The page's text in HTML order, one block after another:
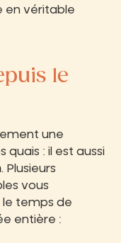
en véritable
le
une
quais : il est aussi
. Plusieurs
vous
temps de
entière :